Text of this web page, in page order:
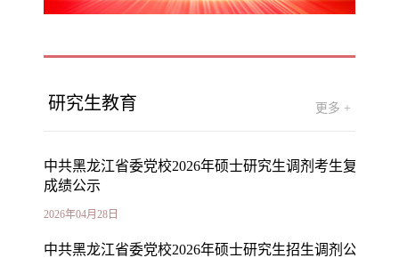
研究生教育 更多 +
中共黑龙江省委党校2026年硕士研究生调剂考生复试
成绩公示
2026年04月28日
中共黑龙江省委党校2026年硕士研究生招生调剂公告